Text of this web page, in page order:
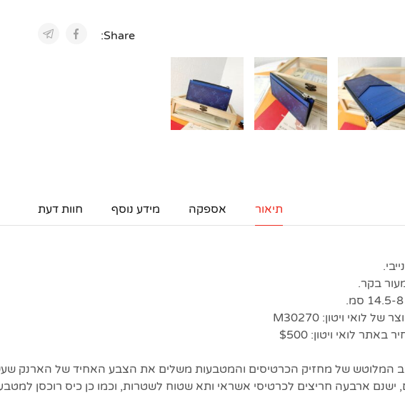
Share:
תיאור אספקה מידע נוסף חוות דעת
בקר.
של לואי ויטון: M30270
באתר לואי ויטון: $500
המלוטש של מחזיק הכרטיסים והמטבעות משלים את הצבע האחיד של הארנק
ישנם ארבעה חריצים לכרטיסי אשראי ותא שטוח לשטרות, וכמו כן כיס רוכסן